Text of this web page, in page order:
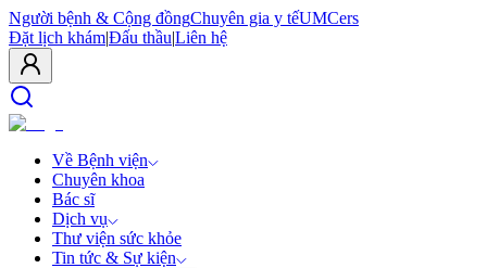
Người bệnh & Cộng đồngChuyên gia y tếUMCers
Đặt lịch khám|Đấu thầu|Liên hệ
Về Bệnh viện
Chuyên khoa
Bác sĩ
Dịch vụ
Thư viện sức khỏe
Tin tức & Sự kiện